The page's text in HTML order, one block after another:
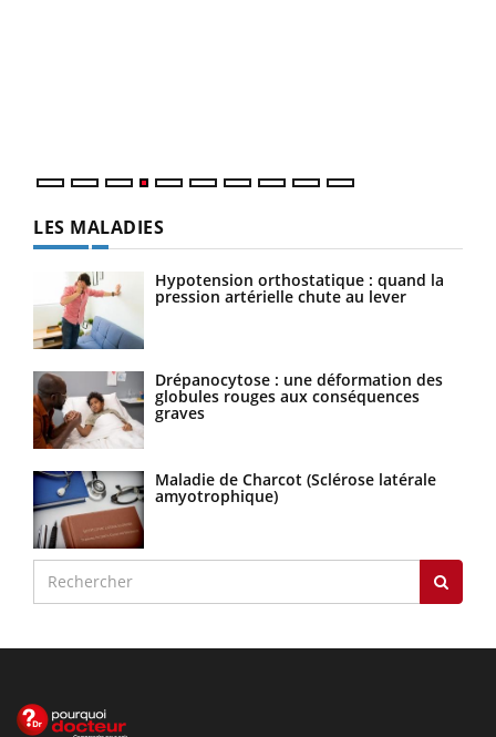
LES MALADIES
Hypotension orthostatique : quand la
pression artérielle chute au lever
Drépanocytose : une déformation des
globules rouges aux conséquences
graves
Maladie de Charcot (Sclérose latérale
amyotrophique)